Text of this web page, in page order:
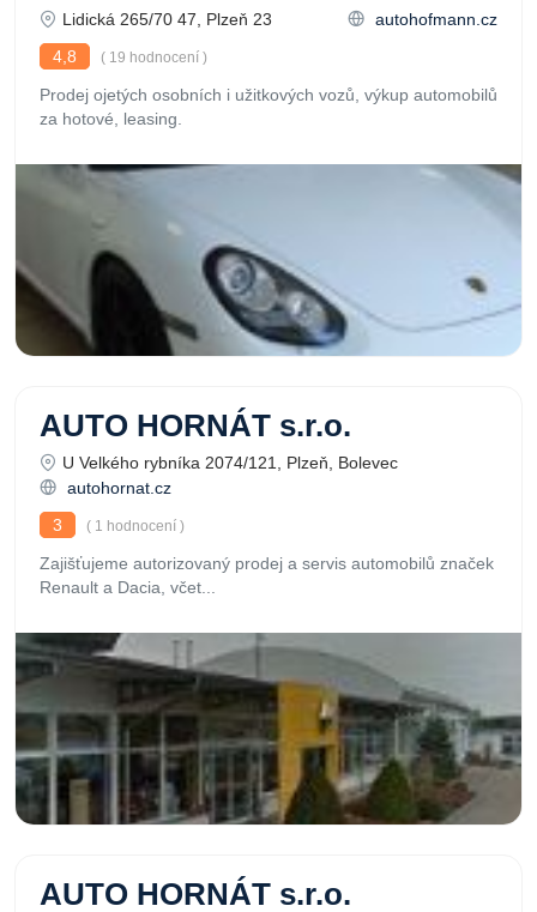
Lidická 265/70 47, Plzeň 23
autohofmann.cz
4,8
( 19 hodnocení )
Prodej ojetých osobních i užitkových vozů, výkup automobilů
za hotové, leasing.
AUTO HORNÁT s.r.o.
U Velkého rybníka 2074/121, Plzeň, Bolevec
autohornat.cz
3
( 1 hodnocení )
Zajišťujeme autorizovaný prodej a servis automobilů značek
Renault a Dacia, včet...
AUTO HORNÁT s.r.o.